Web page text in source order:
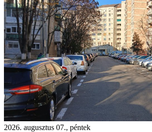
2026. augusztus 07., péntek